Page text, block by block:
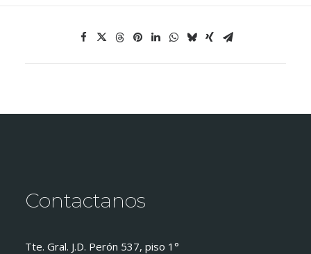
Contactanos
Tte. Gral. J.D. Perón 537, piso 1°